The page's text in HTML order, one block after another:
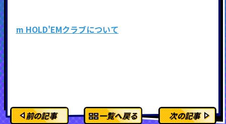
m HOLD'EMクラブについて
前の記事 一覧へ戻る 次の記事